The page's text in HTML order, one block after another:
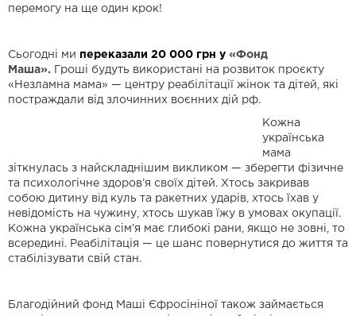
перемогу на ще один крок!
Сьогодні ми переказали 20 000 грн у «Фонд
Маша».
Гроші будуть використані на розвиток проєкту
«Незламна мама» — центру реабілітації жінок та дітей, які
постраждали від злочинних воєнних дій рф.
Кожна
українська
мама
зіткнулась з найскладнішим викликом — зберегти фізичне
та психологічне здоров’я своїх дітей. Хтось закривав
собою дитину від куль та ракетних ударів, хтось їхав у
невідомість на чужину, хтось шукав їжу в умовах окупації.
Кожна українська сім’я має глибокі рани, якщо не зовні, то
всередині. Реабілітація — це шанс повернутися до життя та
стабілізувати свій стан.
Благодійний фонд Маші Єфросініної також займається